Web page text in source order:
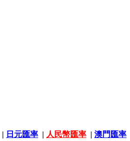
| 日元匯率 | 人民幣匯率 | 澳門匯率